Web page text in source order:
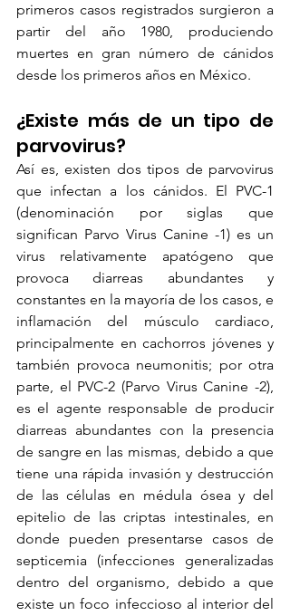
primeros casos registrados surgieron a
partir del año 1980, produciendo
muertes en gran número de cánidos
desde los primeros años en México.
¿Existe más de un tipo de
parvovirus?
Así es, existen dos tipos de parvovirus
que infectan a los cánidos. El PVC-1
(denominación por siglas que
significan Parvo Virus Canine -1) es un
virus relativamente apatógeno que
provoca diarreas abundantes y
constantes en la mayoría de los casos, e
inflamación del músculo cardiaco,
principalmente en cachorros jóvenes y
también provoca neumonitis; por otra
parte, el PVC-2 (Parvo Virus Canine -2),
es el agente responsable de producir
diarreas abundantes con la presencia
de sangre en las mismas, debido a que
tiene una rápida invasión y destrucción
de las células en médula ósea y del
epitelio de las criptas intestinales, en
donde pueden presentarse casos de
septicemia (infecciones generalizadas
dentro del organismo, debido a que
existe un foco infeccioso al interior del